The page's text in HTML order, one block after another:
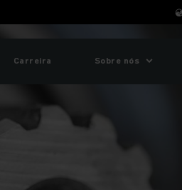
Carreira Sobre nós